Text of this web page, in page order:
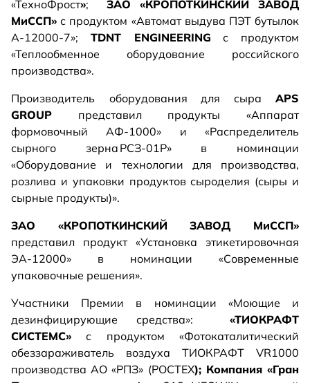
«ТехноФрост»; ЗАО «КРОПОТКИНСКИЙ ЗАВОД
МиССП» с продуктом «Автомат выдува ПЭТ бутылок
А-12000-7»; TDNT ENGINEERING с продуктом
«Теплообменное оборудование российского
производства».
Производитель
оборудования для сыра APS
GROUP представил продукты «Аппарат
формовочный АФ-1000» и «Распределитель
сырного зерна РСЗ-01Р» в номинации
«Оборудование и технологии для производства,
розлива и упаковки продуктов сыроделия (сыры и
сырные продукты)».
ЗАО «КРОПОТКИНСКИЙ ЗАВОД МиССП»
представил продукт «Установка этикетировочная
ЭА-12000» в номинации «Современные
упаковочные решения».
Участники Премии в номинации «Моющие и
дезинфицирующие средства»: «ТИОКРАФТ
СИСТЕМС» с продуктом «Фотокаталитический
обеззараживатель воздуха ТИОКРАФТ VR1000
производства АО «РПЗ» (РОСТЕХ); Компания «Гран